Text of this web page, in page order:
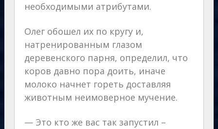
необходимыми атрибутами.
Олег обошел их по кругу и,
натренированным глазом
деревенского парня, определил, что
коров давно пора доить, иначе
молоко начнет гореть доставляя
животным неимоверное мучение.
— Это кто же вас так запустил –